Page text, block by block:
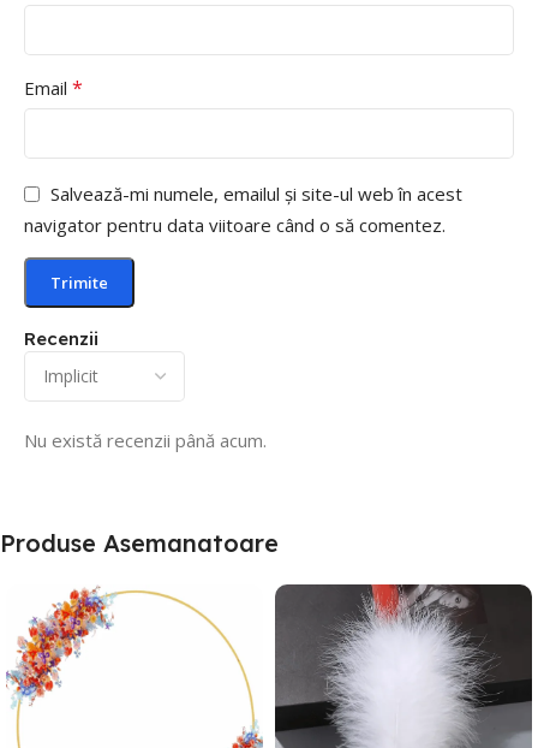
Recenzii
Nu există recenzii până acum.
Email *
Salvează-mi numele, emailul și site-ul web în acest
navigator pentru data viitoare când o să comentez.
Produse Asemanatoare